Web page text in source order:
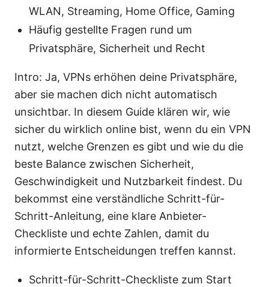
WLAN, Streaming, Home Office, Gaming
Häufig gestellte Fragen rund um
Privatsphäre, Sicherheit und Recht
Intro: Ja, VPNs erhöhen deine Privatsphäre,
aber sie machen dich nicht automatisch
unsichtbar. In diesem Guide klären wir, wie
sicher du wirklich online bist, wenn du ein VPN
nutzt, welche Grenzen es gibt und wie du die
beste Balance zwischen Sicherheit,
Geschwindigkeit und Nutzbarkeit findest. Du
bekommst eine verständliche Schritt-für-
Schritt-Anleitung, eine klare Anbieter-
Checkliste und echte Zahlen, damit du
informierte Entscheidungen treffen kannst.
Schritt-für-Schritt-Checkliste zum Start